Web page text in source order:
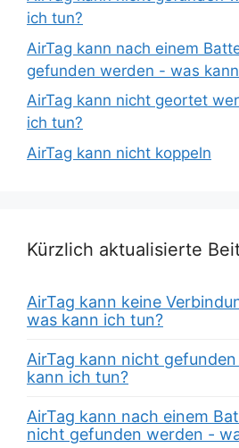
ich tun?
AirTag kann nach einem
gefunden werden - was
AirTag kann nicht geortet
ich tun?
AirTag kann nicht koppeln
Kürzlich aktualisierte
AirTag kann keine
was kann ich tun?
AirTag kann nicht
kann ich tun?
AirTag kann nach einem
nicht gefunden werden -